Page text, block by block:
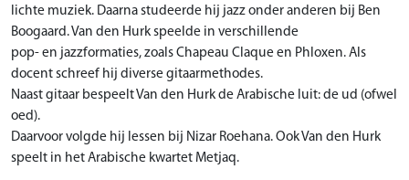
lichte muziek. Daarna studeerde hij jazz onder anderen bij Ben
Boogaard. Van den Hurk speelde in verschillende
pop- en jazzformaties, zoals Chapeau Claque en Phloxen. Als
docent schreef hij diverse gitaarmethodes.
Naast gitaar bespeelt Van den Hurk de Arabische luit: de ud (ofwel
oed).
Daarvoor volgde hij lessen bij Nizar Roehana. Ook Van den Hurk
speelt in het Arabische kwartet Metjaq.